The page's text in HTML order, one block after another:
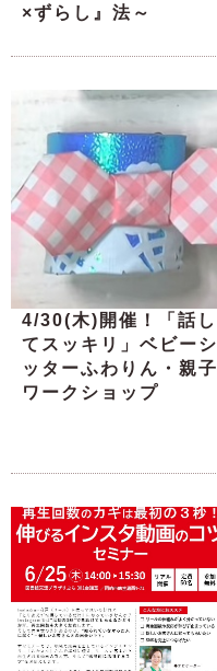
×ずらし』法～
4/30(木)開催！「話し
てスッキリ」ベビーシ
ッターふわりん・親子
ワークショップ